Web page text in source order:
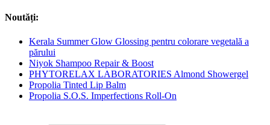
Noutăți:
Kerala Summer Glow Glossing pentru colorare vegetală a
părului
Niyok Shampoo Repair & Boost
PHYTORELAX LABORATORIES Almond Showergel
Propolia Tinted Lip Balm
Propolia S.O.S. Imperfections Roll-On